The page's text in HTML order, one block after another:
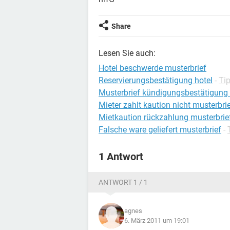
Share
Lesen Sie auch:
Hotel beschwerde musterbrief
Reservierungsbestätigung hotel -
Musterbrief
Mieter zahlt kaution nicht
Mietkaution rückzahlung
Falsche ware geliefert musterbrief -
1 Antwort
ANTWORT 1 / 1
agnes
6. März 2011 um 19:01